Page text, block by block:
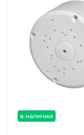
в наличии